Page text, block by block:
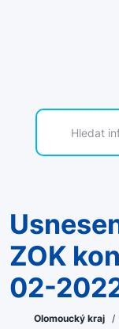
Usnesení z 08. zasedání
ZOK
02-
Olomoucký kraj /